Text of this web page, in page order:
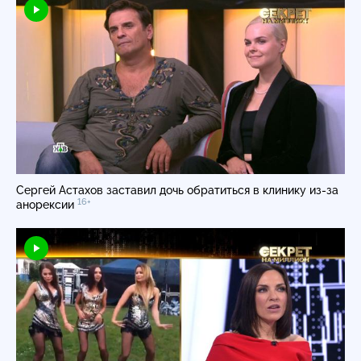
Сергей Астахов заставил дочь обратиться в клинику из-за
анорексии 16+